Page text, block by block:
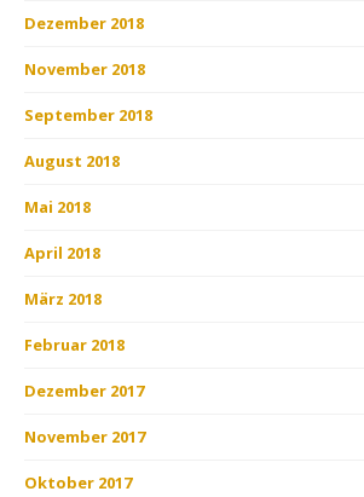
Dezember 2018
November 2018
September 2018
August 2018
Mai 2018
April 2018
März 2018
Februar 2018
Dezember 2017
November 2017
Oktober 2017